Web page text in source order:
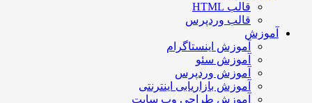
قالب HTML
قالب وردپرس
آموزش
آموزش اینستاگرام
آموزش سئو
آموزش وردپرس
آموزش بازاریابی اینترنتی
آموزش طراحی وب سایت